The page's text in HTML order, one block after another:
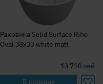
Раковина Solid Surface Riho
Oval 38x33 white matt
13 710лей
В корзину